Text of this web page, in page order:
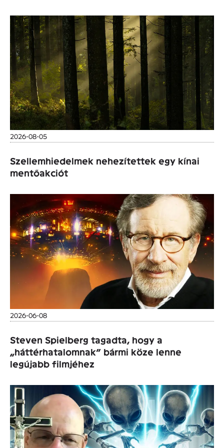
2026-08-05
Szellemhiedelmek nehezítettek egy kínai
mentőakciót
2026-06-08
Steven Spielberg tagadta, hogy a
„háttérhatalomnak” bármi köze lenne
legújabb filmjéhez